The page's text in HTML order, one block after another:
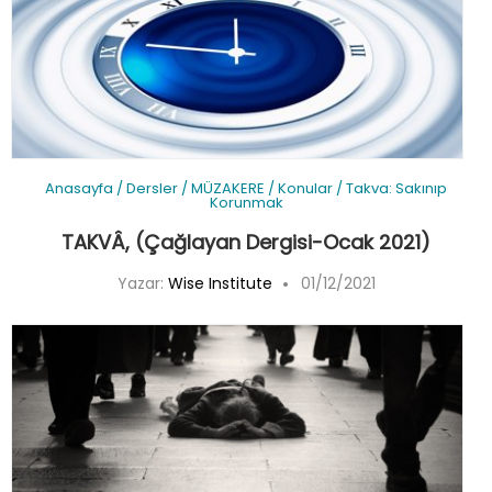
Anasayfa /Dersler /MÜZAKERE /Konular /Takva: Sakınıp
Korunmak
TAKVÂ, (Çağlayan Dergisi-Ocak 2021)
Yazar: Wise Institute 01/12/2021